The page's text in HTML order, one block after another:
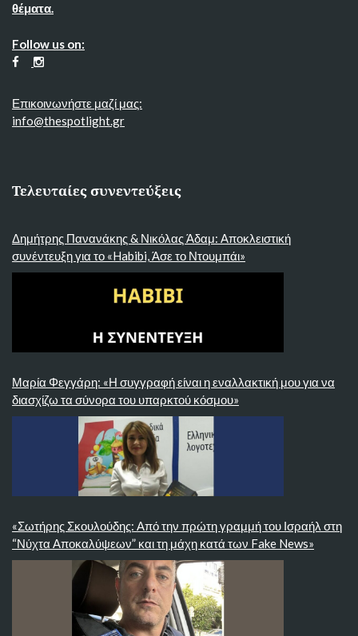
θέματα.
Follow us on:
Επικοινωνήστε μαζί μας:
info@thespotlight.gr
Τελευταίες συνεντεύξεις
Δημήτρης Πανανάκης & Νικόλας Άδαμ: Αποκλειστική
συνέντευξη για το «Habibi, Άσε το Ντουμπάι»
Μαρία Φεγγάρη: «Η συγγραφή είναι η εναλλακτική μου για να
διασχίζω τα σύνορα του υπαρκτού κόσμου»
«Σωτήρης Σκουλούδης: Από την πρώτη γραμμή του Ισραήλ στη
“Νύχτα Αποκαλύψεων” και τη μάχη κατά των Fake News»